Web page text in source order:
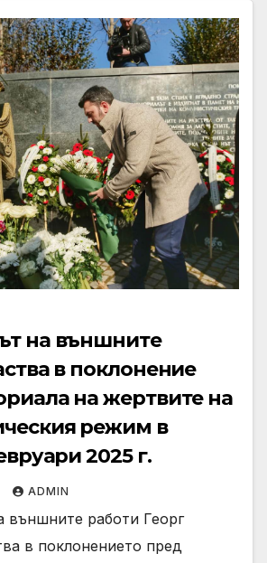
на външните
в поклонение
на жертвите на
режим в
2025 г.
ADMIN
външните работи Георг
в поклонението пред